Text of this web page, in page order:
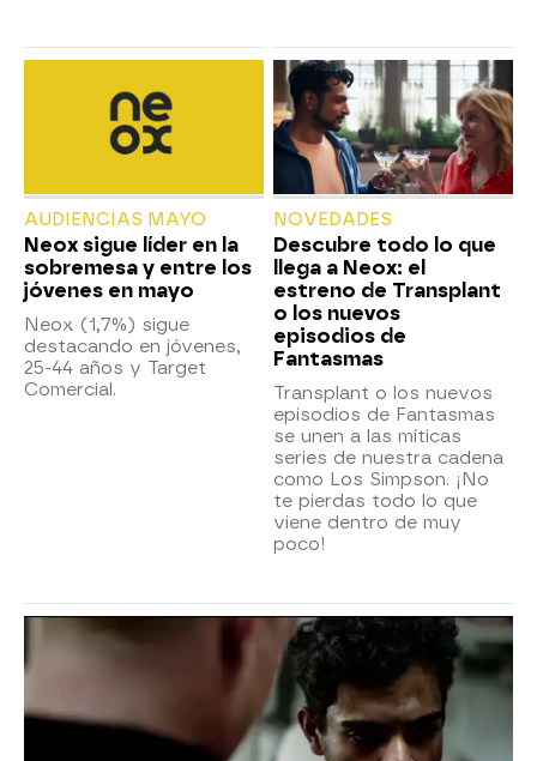
AUDIENCIAS MAYO
Neox sigue líder en la
sobremesa y entre los
jóvenes en mayo
Neox (1,7%) sigue
destacando en jóvenes,
25-44 años y Target
Comercial.
NOVEDADES
Descubre todo lo que
llega a Neox: el
estreno de Transplant
o los nuevos
episodios de
Fantasmas
Transplant o los nuevos
episodios de Fantasmas
se unen a las míticas
series de nuestra cadena
como Los Simpson. ¡No
te pierdas todo lo que
viene dentro de muy
poco!